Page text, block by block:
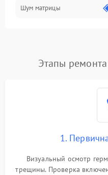
Проблемы питания
Сбои коммуникаций и
Экран (дисплей)
Шум матрицы
Этапы
1.
Визуальный осмотр
трещины. Проверка